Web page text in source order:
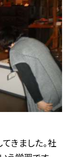
きました。社